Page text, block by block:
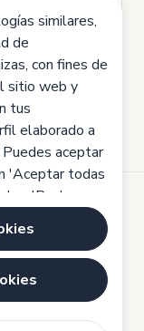
similares,
de
con fines de
sitio web y
tus
elaborado a
aceptar
'Aceptar todas
'Rechazar
clic en
para saber